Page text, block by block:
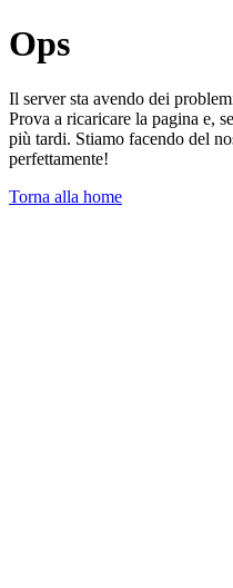
Ops
Il server sta avendo dei
Prova a ricaricare la pagina e,
più tardi. Stiamo facendo del
perfettamente!
Torna alla home